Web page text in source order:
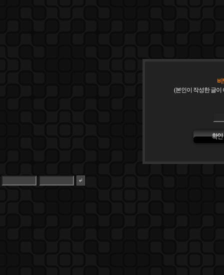
비
(본인이 작성한 글이